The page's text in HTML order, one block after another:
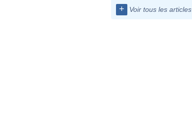
+ Voir tous les articles